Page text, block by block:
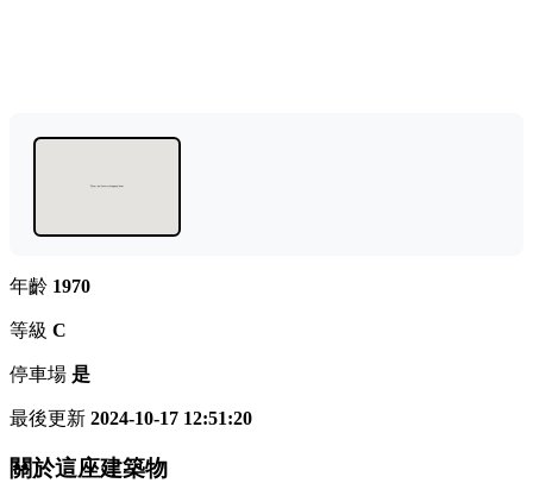
年齡 1970
等級 C
停車場 是
最後更新 2024-10-17 12:51:20
關於這座建築物